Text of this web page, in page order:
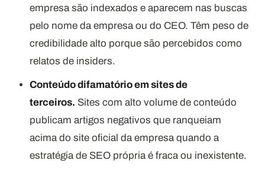
empresa são indexados e aparecem nas buscas
pelo nome da empresa ou do CEO. Têm peso de
credibilidade alto porque são percebidos como
relatos de insiders.
Conteúdo difamatório em sites de
terceiros. Sites com alto volume de conteúdo
publicam artigos negativos que ranqueiam
acima do site oficial da empresa quando a
estratégia de SEO própria é fraca ou inexistente.